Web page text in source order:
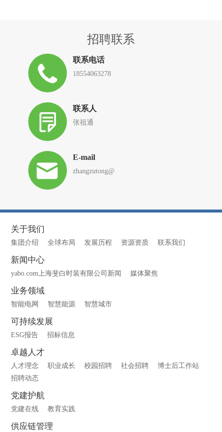
招聘联系
联系电话
18554063278
联系人
张祖通
E-mail
zhangzutong@
关于我们
集团介绍 全球布局 发展历程 资源资质 联系我们
新闻中心
yabo.com上海斐白时装有限公司新闻 媒体聚焦
业务领域
智能电网 智慧能源 智慧城市
可持续发展
ESG报告 招标信息
卓越人才
人才理念 职业成长 校园招聘 社会招聘
博士后工作站
招聘动态
党建护航
党建在线 教育实践
供应链管理